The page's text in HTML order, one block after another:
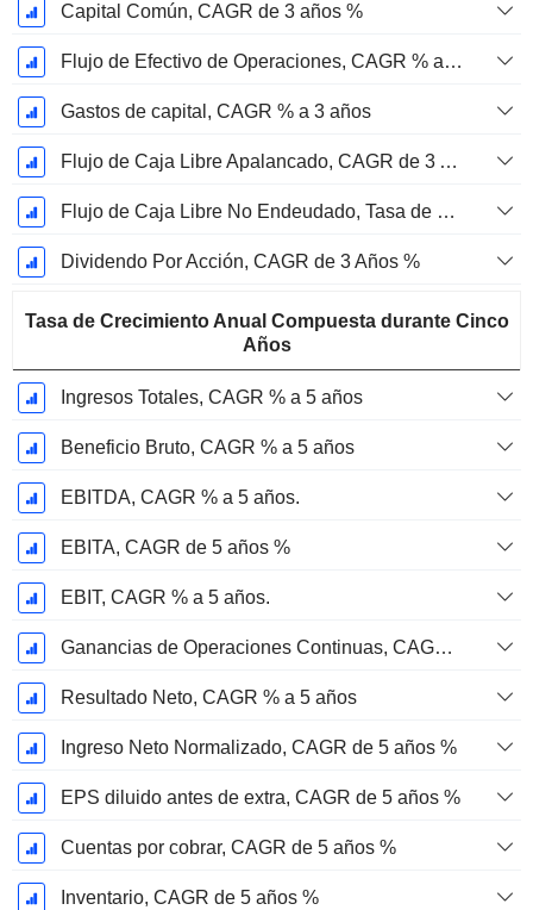
Capital Común, CAGR de 3 años %
Flujo de Efectivo de Operaciones, CAGR % a 3 años
Gastos de capital, CAGR % a 3 años
Flujo de Caja Libre Apalancado, CAGR de 3 Años %
Flujo de Caja Libre No Endeudado, Tasa de Crecimiento Anual Compuesta de 3 Años %
Dividendo Por Acción, CAGR de 3 Años %
Tasa de Crecimiento Anual Compuesta durante Cinco
Años
Ingresos Totales, CAGR % a 5 años
Beneficio Bruto, CAGR % a 5 años
EBITDA, CAGR % a 5 años.
EBITA, CAGR de 5 años %
EBIT, CAGR % a 5 años.
Ganancias de Operaciones Continuas, CAGR de 5 Años %
Resultado Neto, CAGR % a 5 años
Ingreso Neto Normalizado, CAGR de 5 años %
EPS diluido antes de extra, CAGR de 5 años %
Cuentas por cobrar, CAGR de 5 años %
Inventario, CAGR de 5 años %